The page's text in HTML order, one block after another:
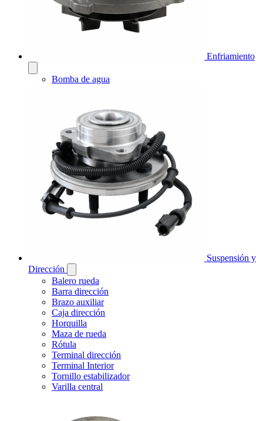
Enfriamiento
Bomba de agua
Suspensión y
Dirección
Balero rueda
Barra dirección
Brazo auxiliar
Caja dirección
Horquilla
Maza de rueda
Rótula
Terminal dirección
Terminal Interior
Tornillo estabilizador
Varilla central